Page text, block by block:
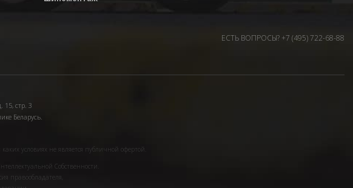
ЕСТЬ ВОПРОСЫ? +7 (495) 722-68-88
15, стр. 3
Беларусь.
условиях не является публичной офертой.
Собственности.
правообладателя,